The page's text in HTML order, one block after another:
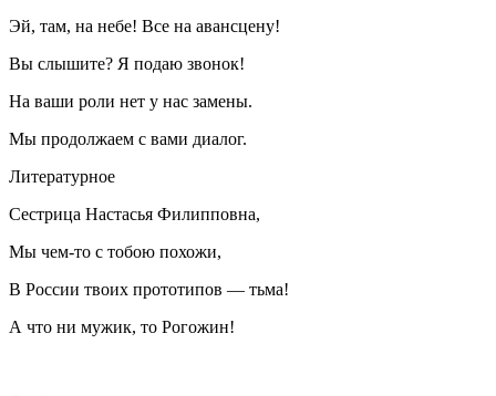
Эй, там, на небе! Все на авансцену!
Вы слышите? Я подаю звонок!
На ваши роли нет у нас замены.
Мы продолжаем с вами диалог.
Литературное
Сестрица Настасья Филипповна,
Мы чем-то с тобою похожи,
В России твоих прототипов — тьма!
А что ни мужик, то Рогожин!